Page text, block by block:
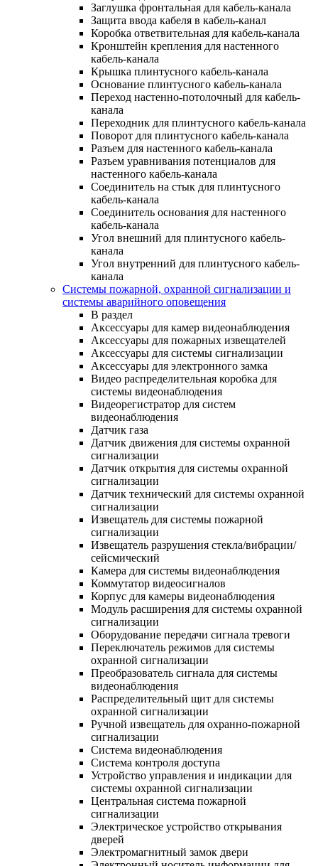
Заглушка фронтальная для кабель-канала
Защита ввода кабеля в кабель-канал
Коробка ответвительная для кабель-канала
Кронштейн крепления для настенного
кабель-канала
Крышка плинтусного кабель-канала
Основание плинтусного кабель-канала
Переход настенно-потолочный для кабель-
канала
Переходник для плинтусного кабель-канала
Поворот для плинтусного кабель-канала
Разъем для настенного кабель-канала
Разъем уравнивания потенциалов для
настенного кабель-канала
Соединитель на стык для плинтусного
кабель-канала
Соединитель основания для настенного
кабель-канала
Угол внешний для плинтусного кабель-
канала
Угол внутренний для плинтусного кабель-
канала
Системы пожарной, охранной сигнализации и
системы аварийного оповещения
В раздел
Аксессуары для камер видеонаблюдения
Аксессуары для пожарных извещателей
Аксессуары для системы сигнализации
Аксессуары для электронного замка
Видео распределительная коробка для
системы видеонаблюдения
Видеорегистратор для систем
видеонаблюдения
Датчик газа
Датчик движения для системы охранной
сигнализации
Датчик открытия для системы охранной
сигнализации
Датчик технический для системы охранной
сигнализации
Извещатель для системы пожарной
сигнализации
Извещатель разрушения стекла/вибрации/
сейсмический
Камера для системы видеонаблюдения
Коммутатор видеосигналов
Корпус для камеры видеонаблюдения
Модуль расширения для системы охранной
сигнализации
Оборудование передачи сигнала тревоги
Переключатель режимов для системы
охранной сигнализации
Преобразователь сигнала для системы
видеонаблюдения
Распределительный щит для системы
охранной сигнализации
Ручной извещатель для охранно-пожарной
сигнализации
Система видеонаблюдения
Система контроля доступа
Устройство управления и индикации для
системы охранной сигнализации
Центральная система пожарной
сигнализации
Электрическое устройство открывания
дверей
Электромагнитный замок двери